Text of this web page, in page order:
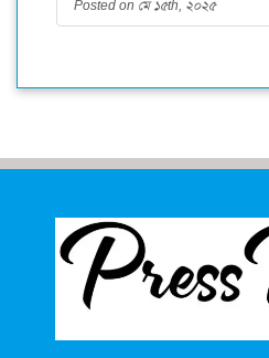
Posted on মে ১৫th, ২০২৫